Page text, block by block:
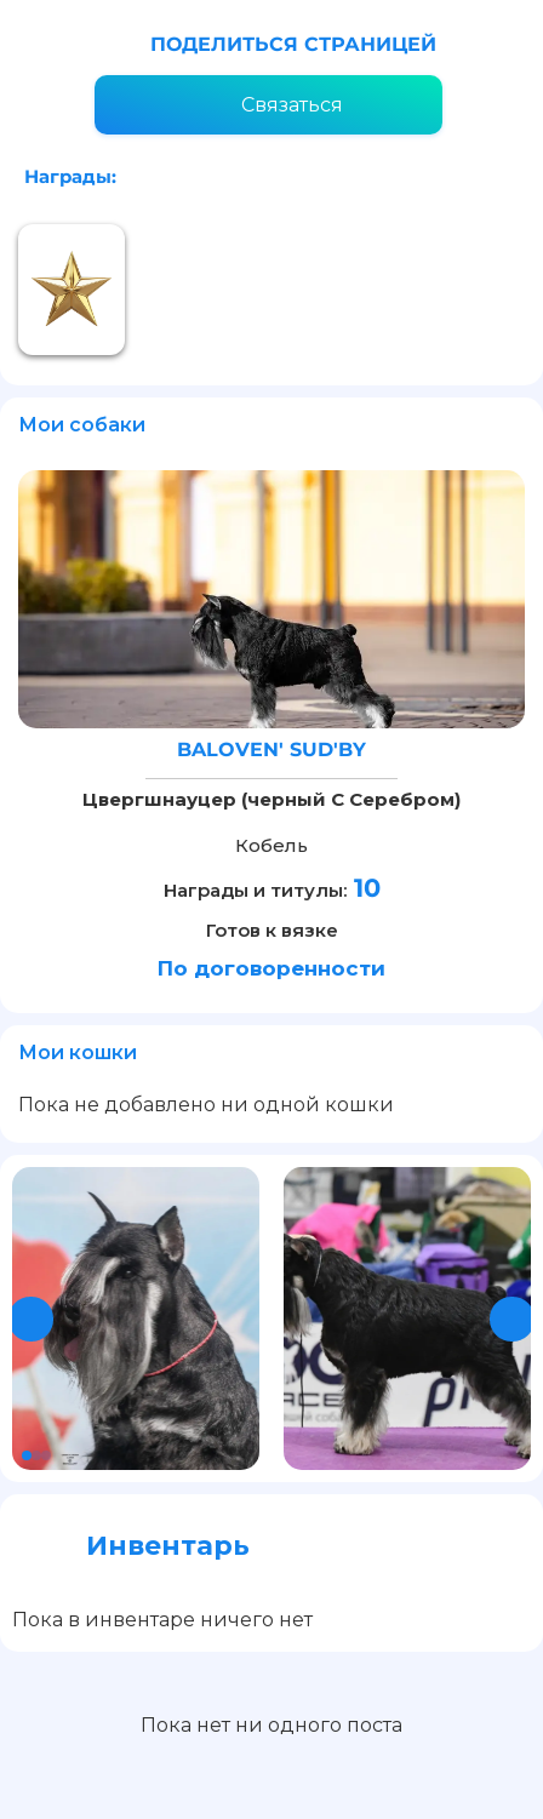
ПОДЕЛИТЬСЯ СТРАНИЦЕЙ
Связаться
Награды:
Мои собаки
BALOVEN' SUD'BY
Цвергшнауцер (черный С Серебром)
Кобель
Награды и титулы: 10
Готов к вязке
По договоренности
Мои кошки
Пока не добавлено ни одной кошки
Инвентарь
Пока в инвентаре ничего нет
Пока нет ни одного поста